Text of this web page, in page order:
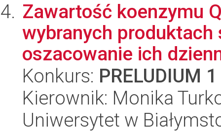
Zawartość koenzymu
wybranych
oszacowanie ich
Konkurs: PRELUDIUM 1
Kierownik: Monika
Uniwersytet w